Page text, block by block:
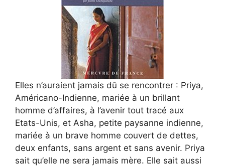
Elles n’auraient jamais dû se rencontrer : Priya,
Américano-Indienne, mariée à un brillant
homme d’affaires, à l’avenir tout tracé aux
Etats-Unis, et Asha, petite paysanne indienne,
mariée à un brave homme couvert de dettes,
deux enfants, sans argent et sans avenir. Priya
sait qu’elle ne sera jamais mère. Elle sait aussi